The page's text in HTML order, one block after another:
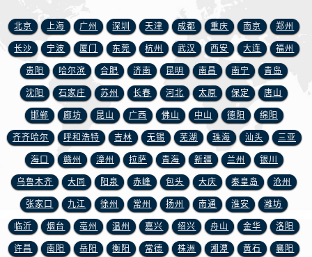
江西省九江市浔阳区浔阳路宝玑售后服务中心（需提前预约）
江西省南昌市红谷滩新区红谷中大道998号绿地双子塔（中央广场）A1座办公楼14层1407室宝玑售后服务中心（需提前预约）
江西省萍乡市安源区萍安北大道与康庄路交叉口宝玑售后服务中心（需提前预约）
江西省上饶市信州区滨江西路宝玑售后服务中心（需提前预约）
江西省新余市渝水区北湖西路宝玑售后服务中心（需提前预约）
江西省宜春市袁州区中山中路宝玑售后服务中心（需提前预约）
江西省鹰潭市月湖区胜利东路宝玑售后服务中心（需提前预约）
山东省德州市德城区东风中路宝玑售后服务中心（需提前预约）
山东省东营市东营区济南路宝玑售后服务中心（需提前预约）
山东省济南市历下区经十路11111号华润中心写字楼（万象城）15层1508室宝玑售后服务中心（需提前预约）
山东省济宁市任城区太白楼路宝玑售后服务中心（需提前预约）
山东省莱芜市文化南路8号银座商城名表维修一楼名表维修宝玑售后服务中心（需提前预约）
北京 上海 广州 深圳 天津 成都 重庆 南京 郑州
长沙 宁波 厦门 东莞 杭州 武汉 西安 大连 福州
贵阳 哈尔滨 合肥 济南 昆明 南昌 南宁 青岛
沈阳 石家庄 苏州 长春 河北 太原 保定 唐山
邯郸 廊坊 昆山 广西 佛山 中山 德阳 绵阳
齐齐哈尔 呼和浩特 吉林 无锡 芜湖 珠海 汕头 三亚
海口 赣州 漳州 拉萨 青海 新疆 兰州 银川
乌鲁木齐 大同 阳泉 赤峰 包头 大庆 秦皇岛 沧州
张家口 九江 徐州 常州 扬州 南通 淮安 潍坊
临沂 烟台 亳州 温州 嘉兴 绍兴 舟山 金华 洛阳
许昌 南阳 岳阳 衡阳 常德 株洲 湘潭 黄石 襄阳